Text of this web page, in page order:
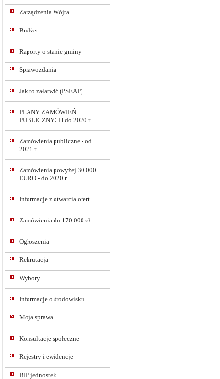
Zarządzenia Wójta
Budżet
Raporty o stanie gminy
Sprawozdania
Jak to załatwić (PSEAP)
PLANY ZAMÓWIEŃ
PUBLICZNYCH do 2020 r
Zamówienia publiczne - od
2021 r.
Zamówienia powyżej 30 000
EURO - do 2020 r.
Informacje z otwarcia ofert
Zamówienia do 170 000 zł
Ogłoszenia
Rekrutacja
Wybory
Informacje o środowisku
Moja sprawa
Konsultacje społeczne
Rejestry i ewidencje
BIP jednostek